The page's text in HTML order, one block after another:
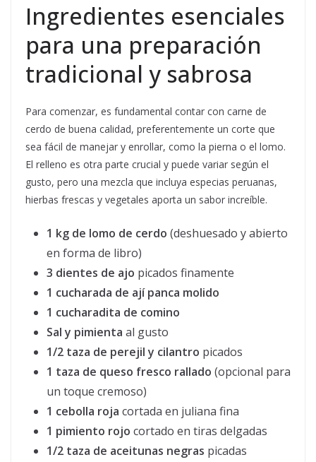
Ingredientes esenciales
para una preparación
tradicional y sabrosa
Para comenzar, es fundamental contar con carne de
cerdo de buena calidad, preferentemente un corte que
sea fácil de manejar y enrollar, como la pierna o el lomo.
El relleno es otra parte crucial y puede variar según el
gusto, pero una mezcla que incluya especias peruanas,
hierbas frescas y vegetales aporta un sabor increíble.
1 kg de lomo de cerdo (deshuesado y abierto
en forma de libro)
3 dientes de ajo picados finamente
1 cucharada de ají panca molido
1 cucharadita de comino
Sal y pimienta al gusto
1/2 taza de perejil y cilantro picados
1 taza de queso fresco rallado (opcional para
un toque cremoso)
1 cebolla roja cortada en juliana fina
1 pimiento rojo cortado en tiras delgadas
1/2 taza de aceitunas negras picadas